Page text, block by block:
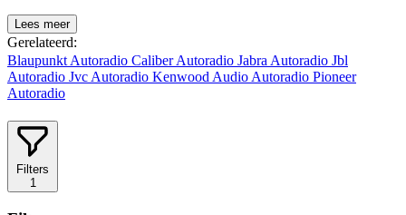
Lees meer
Gerelateerd:
Blaupunkt Autoradio Caliber Autoradio Jabra Autoradio Jbl
Autoradio Jvc Autoradio Kenwood Audio Autoradio Pioneer
Autoradio
Filters
1